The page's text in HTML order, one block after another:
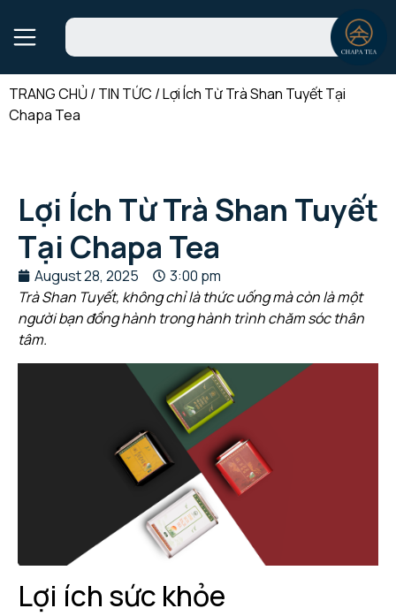
TRANG CHỦ/TIN TỨC /Lợi Ích Từ Trà Shan Tuyết Tại
Chapa Tea
Lợi Ích Từ Trà Shan Tuyết
Tại Chapa Tea
August 28, 2025
3:00 pm
Trà Shan Tuyết, không chỉ là thức uống mà còn là một
người bạn đồng hành trong hành trình chăm sóc thân
tâm.
Lợi ích sức khỏe